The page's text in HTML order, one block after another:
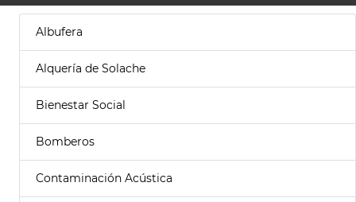
Albufera
Alquería de Solache
Bienestar Social
Bomberos
Contaminación Acústica